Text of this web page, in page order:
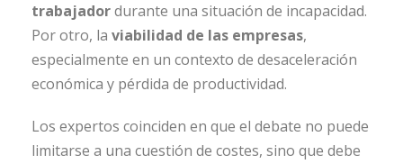
trabajadordurante una situación de incapacidad.
Por otro, la viabilidad de las empresas,
especialmente en un contexto de desaceleración
económica y pérdida de productividad.
Los expertos coinciden en que el debate no puede
limitarse a una cuestión de costes, sino que debe